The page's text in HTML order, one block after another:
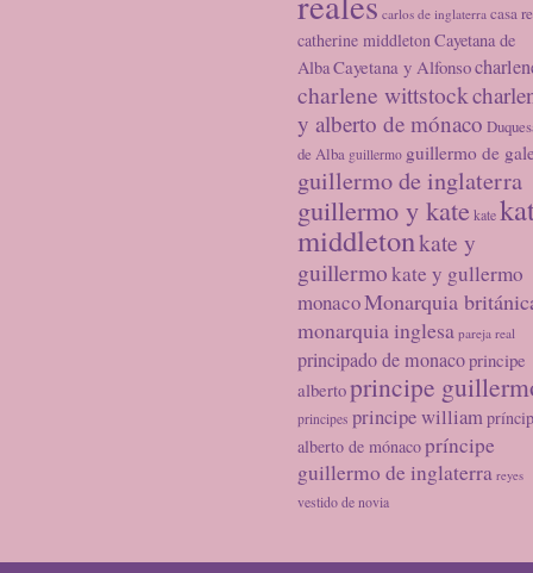
carlos de inglaterra casa
catherine middletonCayetana de
AlbaCayetana y Alfonso
charlene wittstock
y alberto de mónaco
de Alba guillermo guillermo de
guillermo de inglaterra
guillermo y katekate
middletonkate y
guillermokate y gullermo
monacoMonarquia
monarquia inglesa pareja real
principado de monacoprincipe
albertoprincipe
principes principe william
alberto de mónacopríncipe
guillermo de inglaterra reyes
vestido de novia